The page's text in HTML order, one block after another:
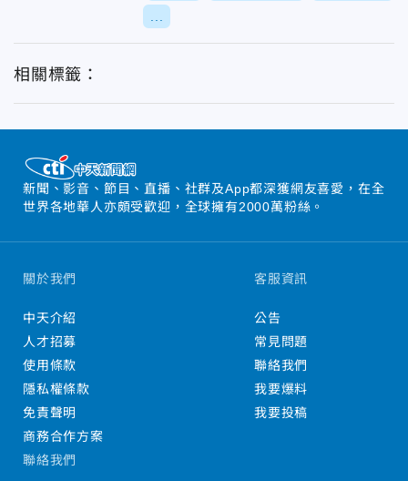
相關標籤：
新聞、影音、節目、直播、社群及App都深獲網友喜愛，在全
世界各地華人亦頗受歡迎，全球擁有2000萬粉絲。
關於我們
中天介紹
人才招募
使用條款
隱私權條款
免責聲明
商務合作方案
客服資訊
公告
常見問題
聯絡我們
我要爆料
我要投稿
聯絡我們